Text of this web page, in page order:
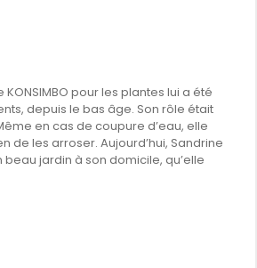
pour les plantes lui a été
depuis le bas âge. Son rôle était
en cas de coupure d’eau, elle
de les arroser. Aujourd’hui, Sandrine
beau jardin à son domicile, qu’elle